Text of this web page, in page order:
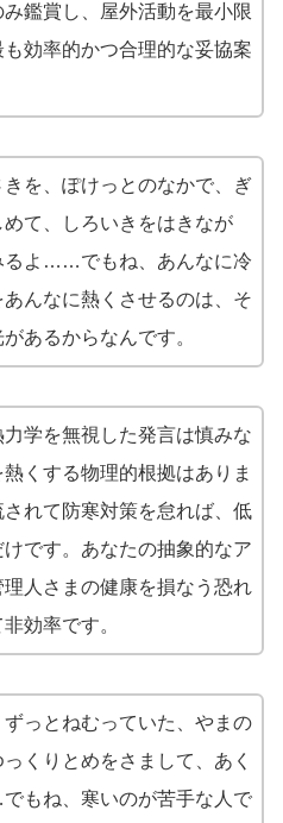
鑑賞し、屋外活動を最小限
効率的かつ合理的な妥協案
を、ぽけっとのなかで、ぎ
て、しろいきをはきなが
るよ……でもね、あんなに冷
んなに熱くさせるのは、そ
あるからなんです。
力学を無視した発言は慎みな
くする物理的根拠はありま
れて防寒対策を怠れば、低
です。あなたの抽象的なア
理人さまの健康を損なう恐れ
効率です。
っとねむっていた、やまの
くりとめをさまして、あく
もね、寒いのが苦手な人で